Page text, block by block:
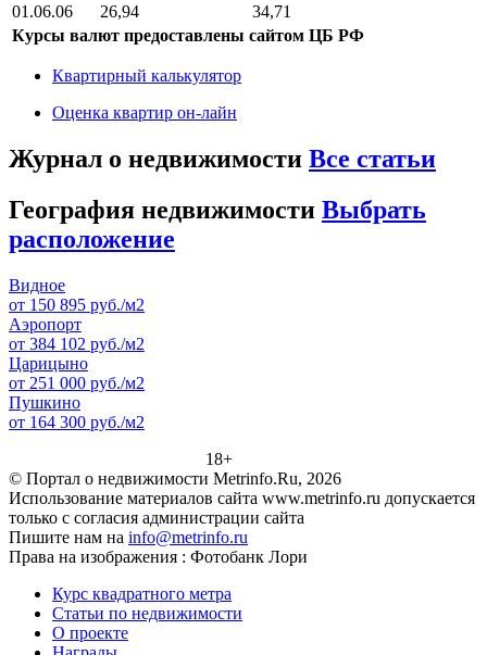
01.06.06
26,94
34,71
Курсы валют предоставлены сайтом ЦБ РФ
Квартирный калькулятор
Оценка квартир он-лайн
Журнал о недвижимости Все статьи
География недвижимости Выбрать
расположение
Видное
от 150 895 руб./м2
Аэропорт
от 384 102 руб./м2
Царицыно
от 251 000 руб./м2
Пушкино
от 164 300 руб./м2
18+
© Портал о недвижимости Metrinfo.Ru, 2026
Использование материалов сайта www.metrinfo.ru допускается
только с согласия администрации сайта
Пишите нам на info@metrinfo.ru
Права на изображения : Фотобанк Лори
Курс квадратного метра
Статьи по недвижимости
О проекте